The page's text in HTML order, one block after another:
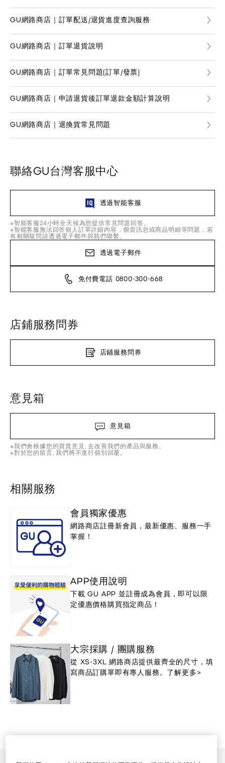
GU網路商店｜訂單配送/退貨進度查詢服務
GU網路商店｜訂單退貨說明
GU網路商店｜訂單常見問題(訂單/發票)
GU網路商店｜申請退貨後訂單退款金額計算說明
GU網路商店｜退換貨常見問題
聯絡GU台灣客服中心
透過智能客服
※智能客服24小時全天候為您提供常見問題回答。
※智能客服無法回答個人訂單詳細內容，個資訊息或商品明細等問題，若
有相關疑問請透過電子郵件與我們聯繫。
透過電子郵件
免付費電話 0800-300-668
店鋪服務問券
店鋪服務問券
意見箱
意見箱
※我們會根據您的寶貴意見, 去改善我們的產品與服務。
※對於您的留言, 我們將不進行個別回覆。
相關服務
會員獨家優惠
網路商店註冊新會員，最新優惠、服務一手
掌握！
APP使用說明
下載 GU APP 並註冊成為會員，即可以限
定優惠價格購買指定商品！
大宗採購 / 團購服務
從 XS-3XL 網路商店提供最齊全的尺寸，填
寫商品訂購單即有專人服務。了解更多>